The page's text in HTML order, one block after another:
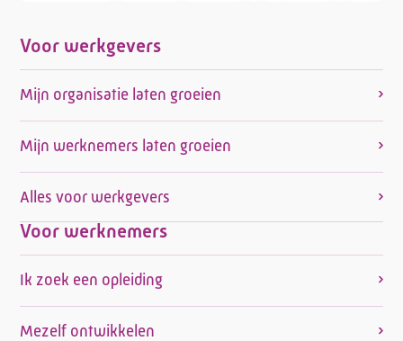
Voor werkgevers
Mijn organisatie laten groeien
Mijn werknemers laten groeien
Alles voor werkgevers
Voor werknemers
Ik zoek een opleiding
Mezelf ontwikkelen